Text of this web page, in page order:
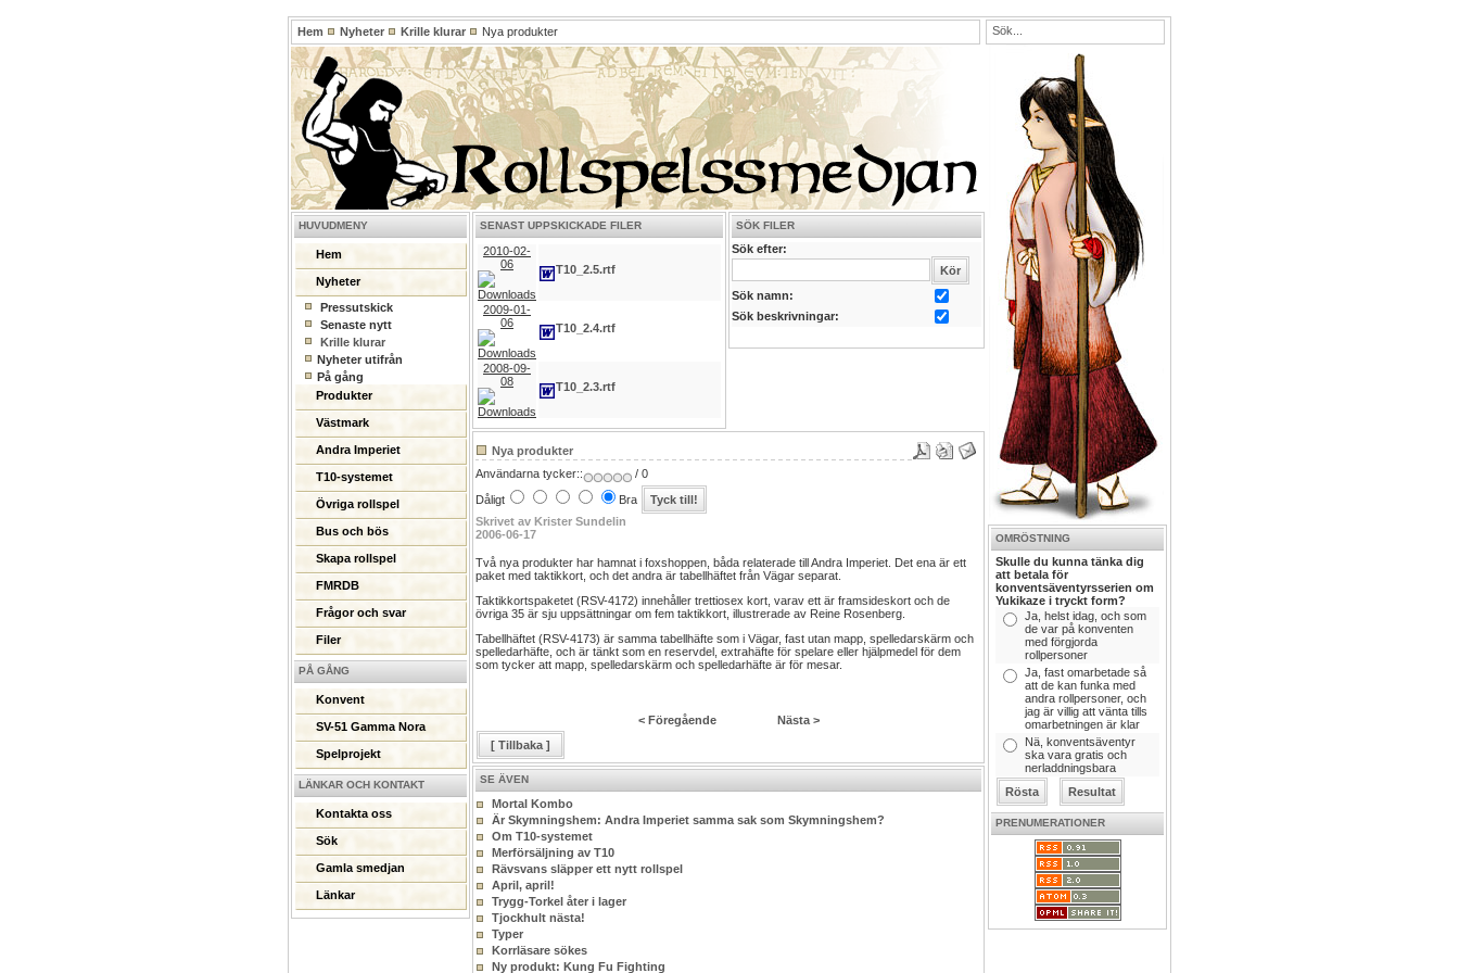
Hem Nyheter Krille klurar Nya produkter
HUVUDMENY
Hem
Nyheter
Pressutskick
Senaste nytt
Krille klurar
Nyheter utifrån
På gång
Produkter
Västmark
Andra Imperiet
T10-systemet
Övriga rollspel
Bus och bös
Skapa rollspel
FMRDB
Frågor och svar
Filer
PÅ GÅNG
Konvent
SV-51 Gamma Nora
Spelprojekt
LÄNKAR OCH KONTAKT
Kontakta oss
Sök
Gamla smedjan
Länkar
SENAST UPPSKICKADE FILER
2010-02-
06
T10_2.5.rtf
2009-01-
06
T10_2.4.rtf
2008-09-
08
T10_2.3.rtf
SÖK FILER
Sök efter:
Sök namn:
Sök beskrivningar:
Nya produkter
Användarna tycker::
/ 0
Dåligt
Bra
Skrivet av Krister Sundelin
2006-06-17
Två nya produkter har hamnat i foxshoppen, båda relaterade till Andra Imperiet. Det ena är ett
paket med taktikkort, och det andra är tabellhäftet från Vägar separat.
Taktikkortspaketet (RSV-4172) innehåller trettiosex kort, varav ett är framsideskort och de
övriga 35 är sju uppsättningar om fem taktikkort, illustrerade av Reine Rosenberg.
Tabellhäftet (RSV-4173) är samma tabellhäfte som i Vägar, fast utan mapp, spelledarskärm och
spelledarhäfte, och är tänkt som en reservdel, extrahäfte för spelare eller hjälpmedel för dem
som tycker att mapp, spelledarskärm och spelledarhäfte är för mesar.
< Föregående
Nästa >
[ Tillbaka ]
SE ÄVEN
Mortal Kombo
Är Skymningshem: Andra Imperiet samma sak som Skymningshem?
Om T10-systemet
Merförsäljning av T10
Rävsvans släpper ett nytt rollspel
April, april!
Trygg-Torkel åter i lager
Tjockhult nästa!
Typer
Korrläsare sökes
Ny produkt: Kung Fu Fighting
OMRÖSTNING
Skulle du kunna tänka dig
att betala för
konventsäventyrsserien om
Yukikaze i tryckt form?
Ja, helst idag, och som
de var på konventen
med förgjorda
rollpersoner
Ja, fast omarbetade så
att de kan funka med
andra rollpersoner, och
jag är villig att vänta tills
omarbetningen är klar
Nä, konventsäventyr
ska vara gratis och
nerladdningsbara
PRENUMERATIONER